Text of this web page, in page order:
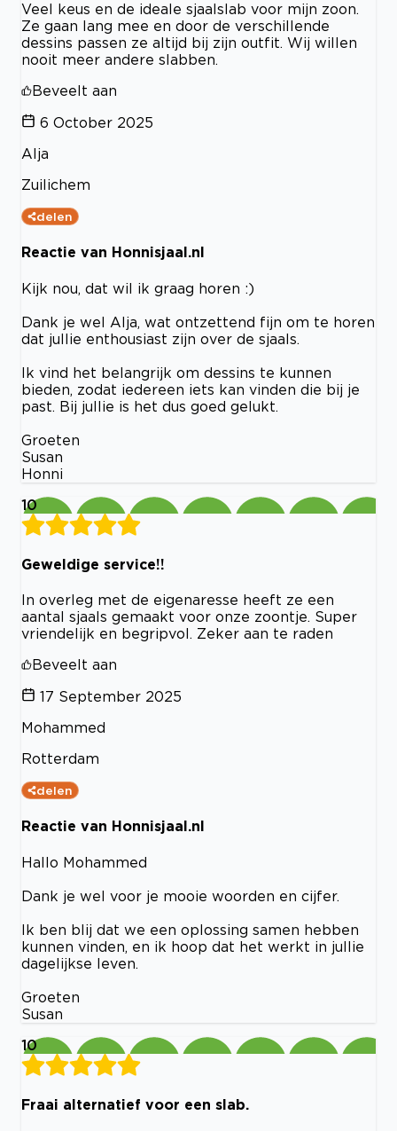
Veel keus en de ideale sjaalslab voor mijn zoon.
Ze gaan lang mee en door de verschillende
dessins passen ze altijd bij zijn outfit. Wij willen
nooit meer andere slabben.
Beveelt aan
6 October 2025
Alja
Zuilichem
delen
Reactie van Honnisjaal.nl
Kijk nou, dat wil ik graag horen :)
Dank je wel Alja, wat ontzettend fijn om te horen
dat jullie enthousiast zijn over de sjaals.
Ik vind het belangrijk om dessins te kunnen
bieden, zodat iedereen iets kan vinden die bij je
past. Bij jullie is het dus goed gelukt.
Groeten
Susan
Honni
10
Geweldige service!!
In overleg met de eigenaresse heeft ze een
aantal sjaals gemaakt voor onze zoontje. Super
vriendelijk en begripvol. Zeker aan te raden
Beveelt aan
17 September 2025
Mohammed
Rotterdam
delen
Reactie van Honnisjaal.nl
Hallo Mohammed
Dank je wel voor je mooie woorden en cijfer.
Ik ben blij dat we een oplossing samen hebben
kunnen vinden, en ik hoop dat het werkt in jullie
dagelijkse leven.
Groeten
Susan
10
Fraai alternatief voor een slab.